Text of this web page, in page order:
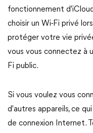
fonctionnement
choisir un Wi-Fi privé
protéger votre vie
vous vous connectez à
Fi public.
Si vous voulez vous
d'autres appareils, ce
de connexion Internet.